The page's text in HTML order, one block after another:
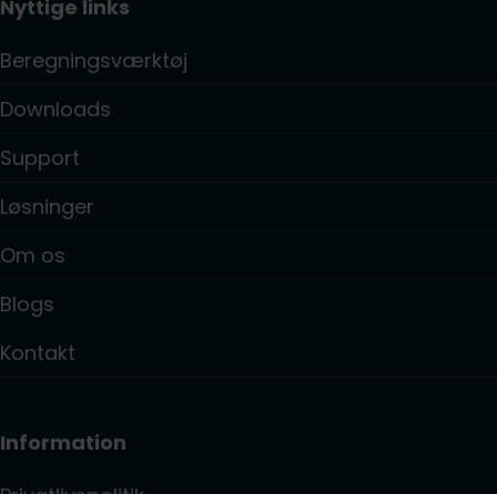
Nyttige links
Beregningsværktøj
Downloads
Support
Løsninger
Om os
Blogs
Kontakt
Information